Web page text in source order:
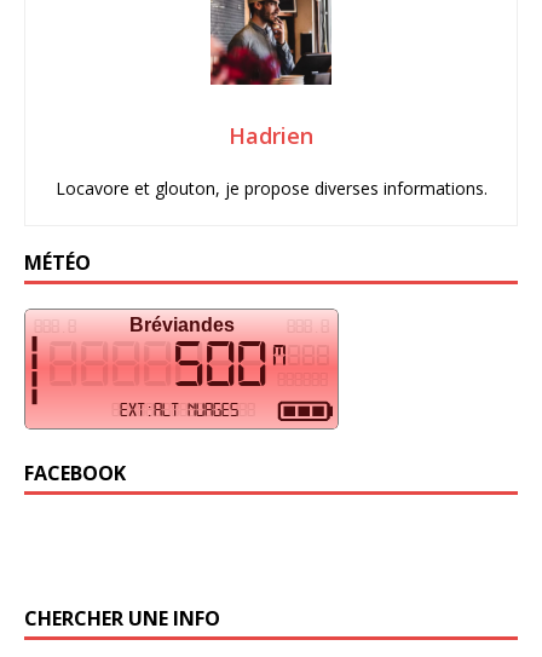
Hadrien
Locavore et glouton, je propose diverses informations.
MÉTÉO
FACEBOOK
CHERCHER UNE INFO